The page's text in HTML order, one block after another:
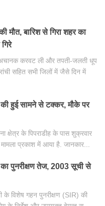
मौत, बारिश से गिरा शहर का
करवट ली और तपती-जलती धूप
सहित सभी जिलों में जैसे दिन में
हुई सामने से टक्कर, मौके पर
क्षेत्र के पिपराडीह के पास शुक्रवार
प्रकाश में आया है. जानकार...
का पुनरीक्षण तेज, 2003 सूची से
के विशेष गहन पुनरीक्षण (SIR) की